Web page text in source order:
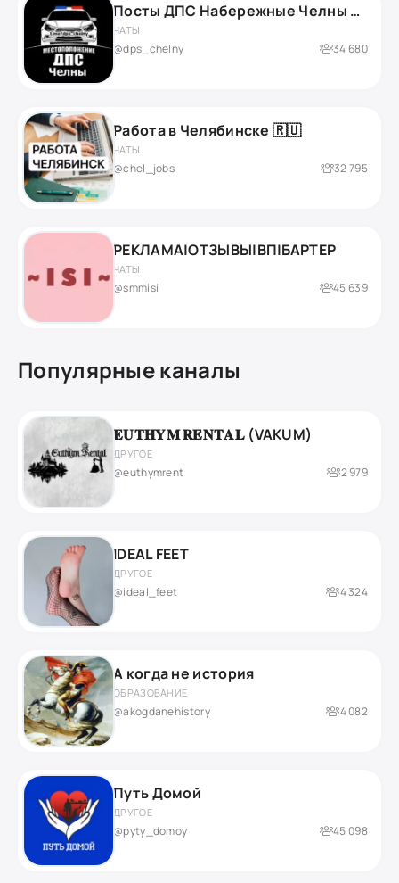
Посты ДПС Набережные Челны ДК
ЧАТЫ
@dps_chelny 34 680
Работа в Челябинске 🇷🇺
ЧАТЫ
@chel_jobs 32 795
РЕКЛАМА|ОТЗЫВЫ|ВП|БАРТЕР
ЧАТЫ
@smmisi 45 639
Популярные каналы
𝐄𝐔𝐓𝐇𝐘𝐌 𝐑𝐄𝐍𝐓𝐀𝐋 (VAKUM)
ДРУГОЕ
@euthymrent 2 979
IDEAL FEET
ДРУГОЕ
@ideal_feet 4 324
А когда не история
ОБРАЗОВАНИЕ
@akogdanehistory 4 082
Путь Домой
ДРУГОЕ
@pyty_domoy 45 098